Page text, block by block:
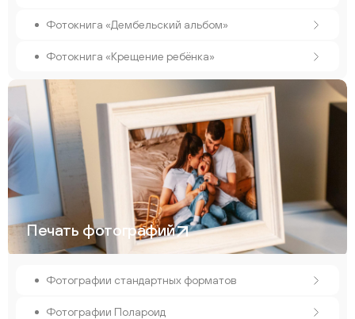
Фотокнига «Дембельский альбом»
Фотокнига «Крещение ребёнка»
Печать фотографий
Фотографии стандартных форматов
Фотографии Полароид